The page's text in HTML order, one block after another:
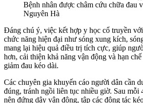
Bệnh nhân được châm cứu chữa đau
Nguyên Hà
Đáng chú ý, việc kết hợp y học cổ truyền
chức năng hiện đại như sóng xung kích,
mang lại hiệu quả điều trị tích cực, giúp
hơn, cải thiện khả năng vận động và hạn
giảm đau kéo dài.
Các chuyên gia khuyến cáo người dân cần
đúng, tránh ngồi liên tục nhiều giờ. Sau mỗi
nên đứng dậy vận động, tập các động tác